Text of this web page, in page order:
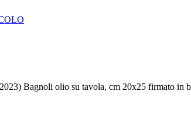
Bagnoli olio su tavola, cm 20x25 firmato in